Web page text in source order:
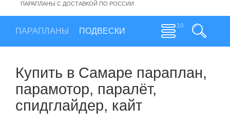
ПАРАПЛАНЫ С ДОСТАВКОЙ ПО РОССИИ
ПАРАПЛАНЫ ПОДВЕСКИ
Купить в Самаре параплан,
парамотор, паралёт,
спидглайдер, кайт